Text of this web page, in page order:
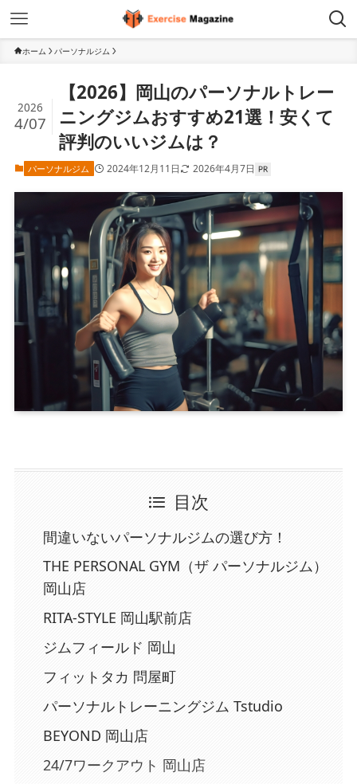
ホーム パーソナルジム
【2026】岡山のパーソナルトレー
ニングジムおすすめ21選！安くて
評判のいいジムは？
2026
4/07
パーソナルジム 2024年12月11日 2026年4月7日
目次
間違いないパーソナルジムの選び方！
THE PERSONAL GYM（ザ パーソナルジム）
岡山店
RITA-STYLE 岡山駅前店
ジムフィールド 岡山
フィットタカ 問屋町
パーソナルトレーニングジム Tstudio
BEYOND 岡山店
24/7ワークアウト 岡山店